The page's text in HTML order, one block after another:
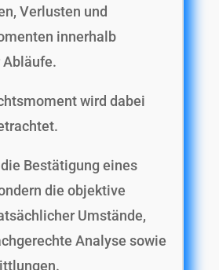
Verlusten und
innerhalb
wird dabei
Bestätigung eines
die objektive
Umstände,
Analyse sowie